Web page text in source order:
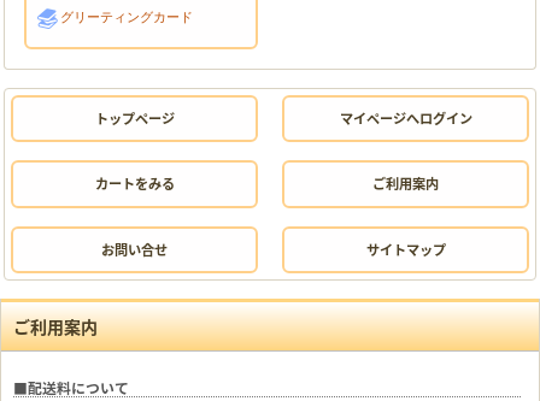
グリーティングカード
トップページ マイページへログイン
カートをみる ご利用案内
お問い合せ サイトマップ
ご利用案内
■配送料について